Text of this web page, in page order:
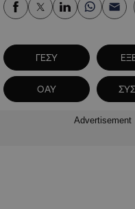
ΓΕΣΥ
ΟΑΥ
Advertisement